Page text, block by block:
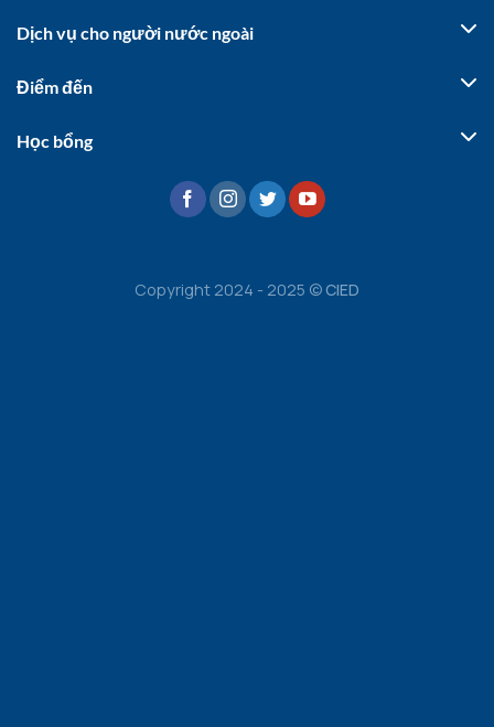
Dịch vụ cho người nước ngoài
Điểm đến
Học bổng
Copyright 2024 - 2025 ©CIED